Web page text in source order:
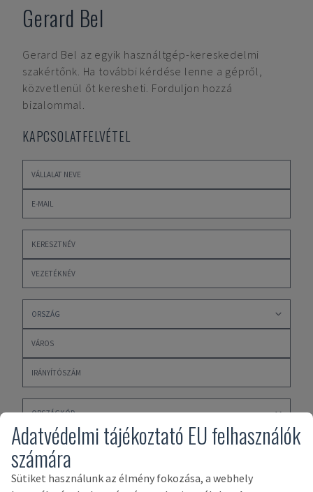
Gerard Bel
Gerard Bel az egyik használtgép-kereskedelmi
szakértőnk. Ha további kérdése lenne a gépről,
közvetlenül őt keresheti. Forduljon hozzá
bizalommal.
KAPCSOLATFELVÉTEL
Adatvédelmi tájékoztató EU felhasználók
számára
Sütiket használunk az élmény fokozása, a webhely